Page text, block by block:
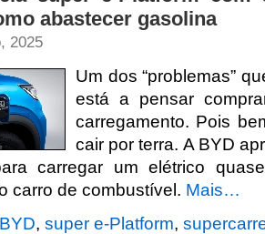
abastecer gasolina
2025
Um dos “problemas”
está a pensar
carregamento. Pois
cair por terra. A BYD
carregar um elétrico
carro de combustível. Mais…
BYD, super e-Platform,